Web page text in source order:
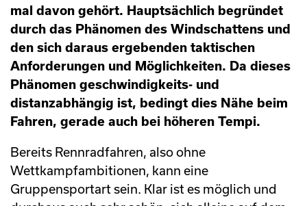
mal davon gehört. Hauptsächlich begründet
durch das Phänomen des Windschattens und
den sich daraus ergebenden taktischen
Anforderungen und Möglichkeiten. Da dieses
Phänomen geschwindigkeits- und
distanzabhängig ist, bedingt dies Nähe beim
Fahren, gerade auch bei höheren Tempi.
Bereits Rennradfahren, also ohne
Wettkampfambitionen, kann eine
Gruppensportart sein. Klar ist es möglich und